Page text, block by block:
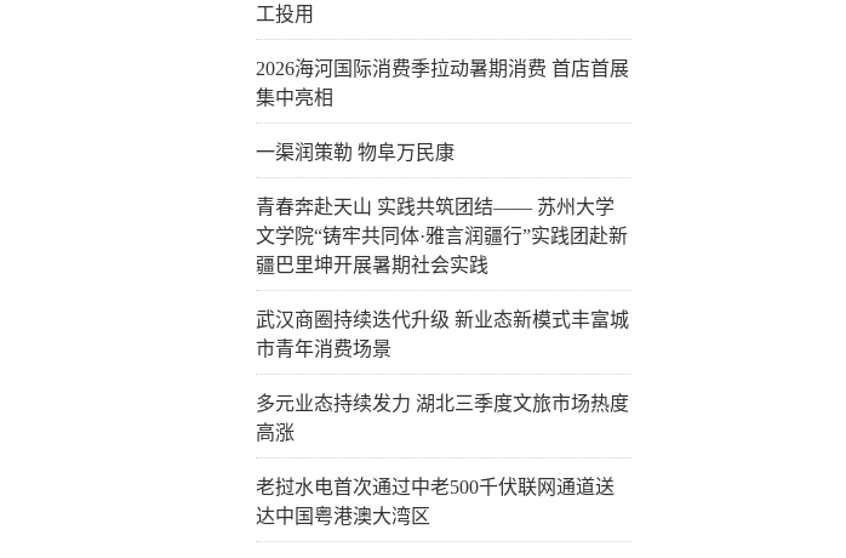
工投用
2026海河国际消费季拉动暑期消费 首店首展
集中亮相
一渠润策勒 物阜万民康
青春奔赴天山 实践共筑团结—— 苏州大学
文学院“铸牢共同体·雅言润疆行”实践团赴新
疆巴里坤开展暑期社会实践
武汉商圈持续迭代升级 新业态新模式丰富城
市青年消费场景
多元业态持续发力 湖北三季度文旅市场热度
高涨
老挝水电首次通过中老500千伏联网通道送
达中国粤港澳大湾区